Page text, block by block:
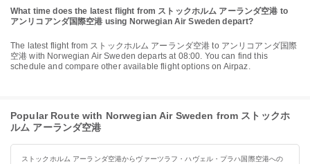
What time does the latest flight from ストックホルム アーランダ空港 to
アンリコアンダ国際空港 using Norwegian Air Sweden depart?
The latest flight from ストックホルム アーランダ空港 to アンリコアンダ国際
空港 with Norwegian Air Sweden departs at 08:00. You can find this
schedule and compare other available flight options on Airpaz.
Popular Route with Norwegian Air Sweden from ストックホ
ルム アーランダ空港
ストックホルム アーランダ空港からヴァーツラフ・ハヴェル・プラハ国際空港への